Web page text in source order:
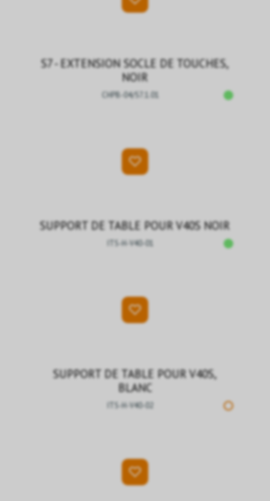
S7 - EXTENSION SOCLE DE TOUCHES,
NOIR
CHPB-04/S7.1.01
SUPPORT DE TABLE POUR V40S NOIR
ITS-H-V40-01
SUPPORT DE TABLE POUR V40S,
BLANC
ITS-H-V40-02